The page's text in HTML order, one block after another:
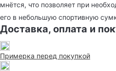
мнётся, что позволяет при
его в небольшую спортивную
Доставка, оплата и
Примерка перед покупкой